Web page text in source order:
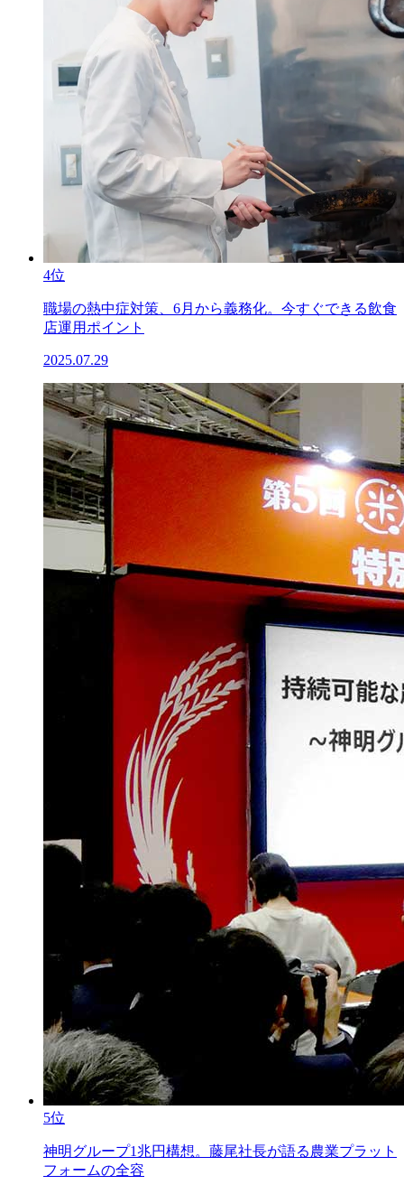
4位
職場の熱中症対策、6月から義務化。今すぐできる飲食
店運用ポイント
2025.07.29
5位
神明グループ1兆円構想。藤尾社長が語る農業プラット
フォームの全容